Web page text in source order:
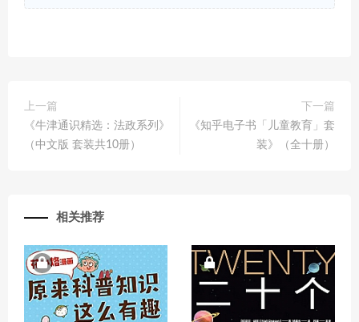
上一篇
《牛津通识精选：法政系列》
（中文版 套装共10册）
下一篇
《知乎电子书「儿童教育」套
装》（全十册）
相关推荐